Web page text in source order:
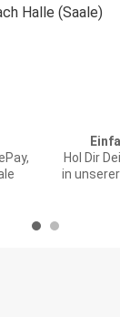
Halle (Saale)
Hol Dir
in